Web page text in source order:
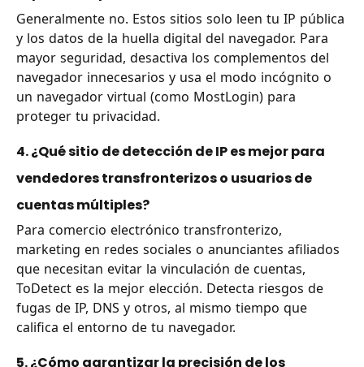
Generalmente no. Estos sitios solo leen tu IP pública
y los datos de la huella digital del navegador. Para
mayor seguridad, desactiva los complementos del
navegador innecesarios y usa el modo incógnito o
un navegador virtual (como MostLogin) para
proteger tu privacidad.
4. ¿Qué sitio de detección de IP es mejor para
vendedores transfronterizos o usuarios de
cuentas múltiples?
Para comercio electrónico transfronterizo,
marketing en redes sociales o anunciantes afiliados
que necesitan evitar la vinculación de cuentas,
ToDetect es la mejor elección. Detecta riesgos de
fugas de IP, DNS y otros, al mismo tiempo que
califica el entorno de tu navegador.
5. ¿Cómo garantizar la precisión de los